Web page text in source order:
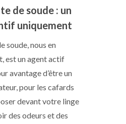
de soude : un
uniquement
soude, nous en
est un agent actif
avantage d’être un
pour les cafards
devant votre linge
des odeurs et des